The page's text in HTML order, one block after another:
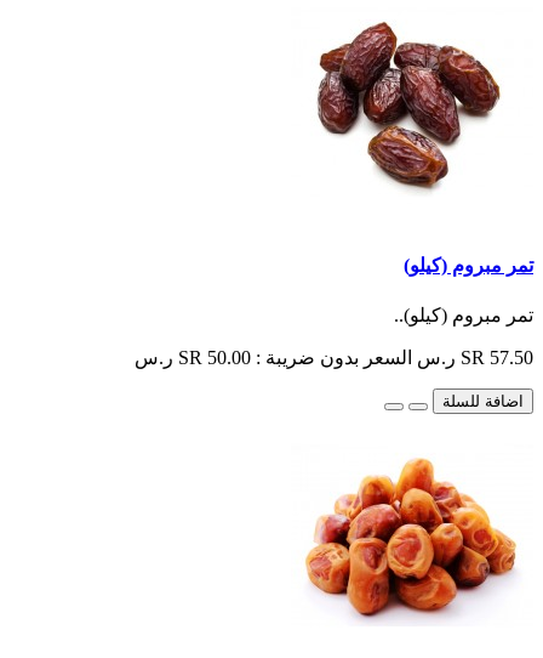
تمر مبروم (كيلو)
تمر مبروم (كيلو)..
SR 57.50 ر.س السعر بدون ضريبة : SR 50.00 ر.س
اضافة للسلة